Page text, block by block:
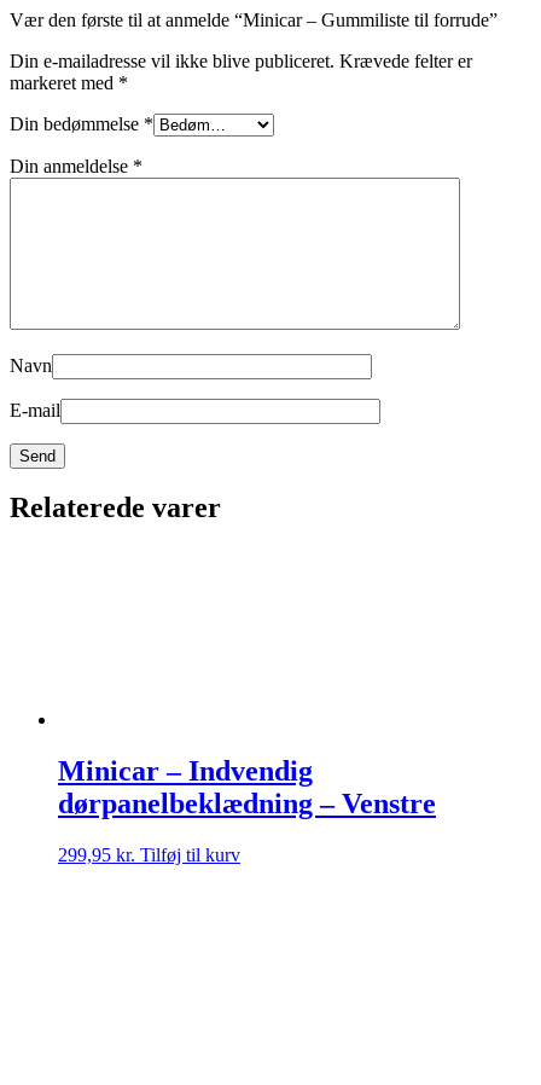
Vær den første til at anmelde “Minicar – Gummiliste til forrude”
Din e-mailadresse vil ikke blive publiceret. Krævede felter er
markeret med *
Din bedømmelse *
Din anmeldelse *
Navn
E-mail
Relaterede varer
Minicar – Indvendig
dørpanelbeklædning – Venstre
299,95 kr. Tilføj til kurv